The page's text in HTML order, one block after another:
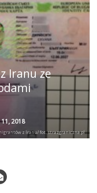
Iranu ze
11, 2018
z Iranu/ fot. strazgraniczna.pl